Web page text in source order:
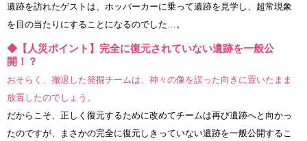
遺跡を訪れたゲストは、ホッパーカーに乗って遺跡を見学し、超常現象
を目の当たりにすることになるのでした…。
◆【人災ポイント】完全に復元されていない遺跡を一般公
開！？
おそらく、撤退した発掘チームは、神々の像を誤った向きに置いたまま
放置したのでしょう。
だからこそ、正しく復元するために改めてチームは再び遺跡へと向かっ
たのですが、まさかの完全に復元しきっていない遺跡を一般公開するこ